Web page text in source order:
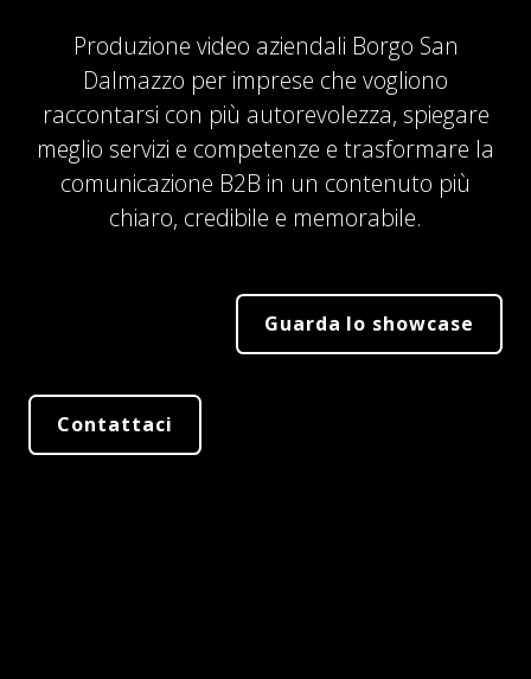
Produzione video aziendali Borgo San
Dalmazzo per imprese che vogliono
raccontarsi con più autorevolezza, spiegare
meglio servizi e competenze e trasformare la
comunicazione B2B in un contenuto più
chiaro, credibile e memorabile.
Guarda lo showcase
Contattaci